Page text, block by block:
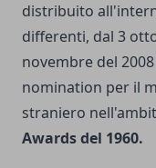
distribuito
differenti, dal 3
novembre del
nomination per il
straniero
Awards del 1960.